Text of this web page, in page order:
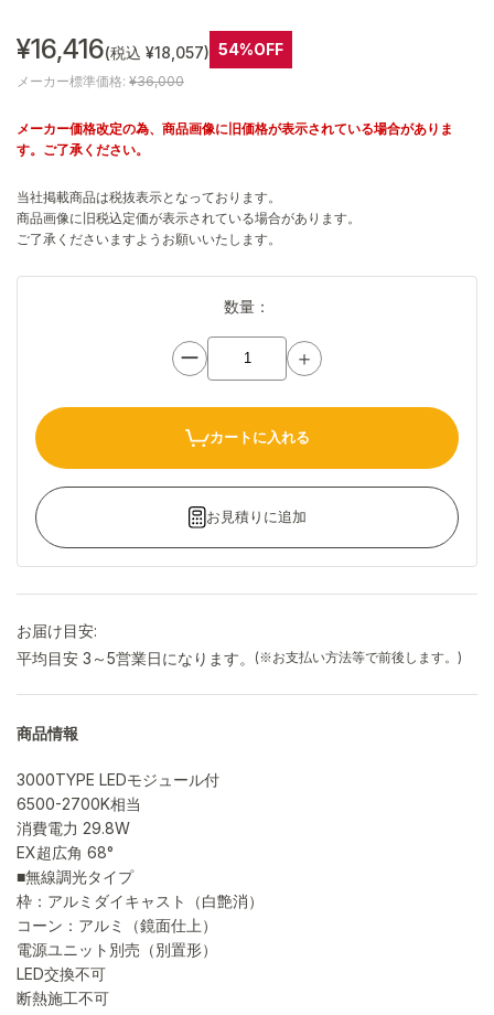
¥16,416(税込 ¥18,057) 54%OFF
メーカー標準価格: ¥36,000
メーカー価格改定の為、商品画像に旧価格が表示されている場合がありま
す。ご了承ください。
当社掲載商品は税抜表示となっております。
商品画像に旧税込定価が表示されている場合があります。
ご了承くださいますようお願いいたします。
数量：
ー ＋
カートに入れる
お見積りに追加
お届け目安:
平均目安 3～5営業日になります。
(※お支払い方法等で前後します。)
商品情報
3000TYPE LEDモジュール付
6500-2700K相当
消費電力 29.8W
EX超広角 68°
■無線調光タイプ
枠：アルミダイキャスト（白艶消）
コーン：アルミ（鏡面仕上）
電源ユニット別売（別置形）
LED交換不可
断熱施工不可